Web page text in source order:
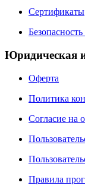
Сертификаты
Юридическая
Оферта
Политика
Согласие на
Правила